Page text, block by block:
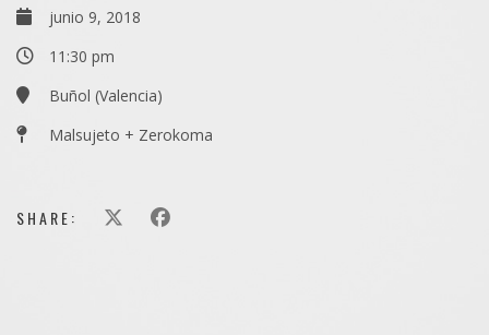
junio 9, 2018
11:30 pm
Buñol (Valencia)
Malsujeto + Zerokoma
SHARE: